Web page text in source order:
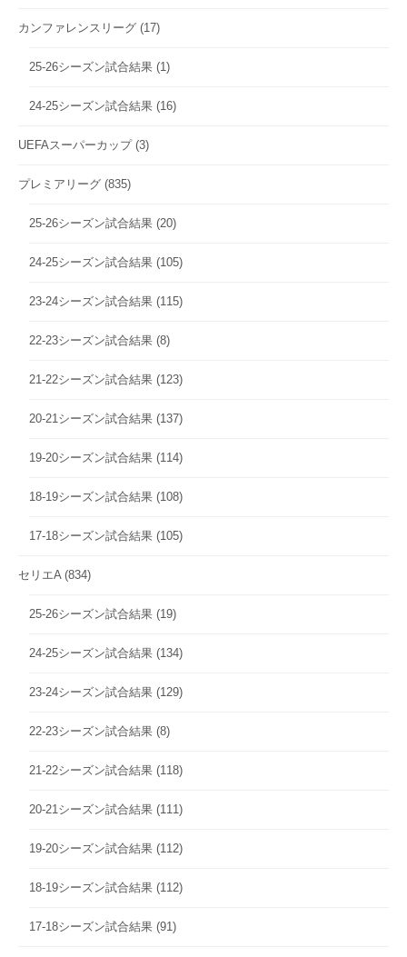
カンファレンスリーグ (17)
25-26シーズン試合結果 (1)
24-25シーズン試合結果 (16)
UEFAスーパーカップ(3)
プレミアリーグ (835)
25-26シーズン試合結果 (20)
24-25シーズン試合結果 (105)
23-24シーズン試合結果 (115)
22-23シーズン試合結果 (8)
21-22シーズン試合結果 (123)
20-21シーズン試合結果 (137)
19-20シーズン試合結果 (114)
18-19シーズン試合結果 (108)
17-18シーズン試合結果 (105)
セリエA (834)
25-26シーズン試合結果 (19)
24-25シーズン試合結果 (134)
23-24シーズン試合結果 (129)
22-23シーズン試合結果 (8)
21-22シーズン試合結果 (118)
20-21シーズン試合結果 (111)
19-20シーズン試合結果 (112)
18-19シーズン試合結果 (112)
17-18シーズン試合結果 (91)